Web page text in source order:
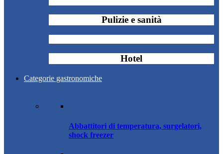
Pulizie e sanità
Hotel
Categorie gastronomiche
Abbattitori di temperatura, surgelatori,
shock freezer